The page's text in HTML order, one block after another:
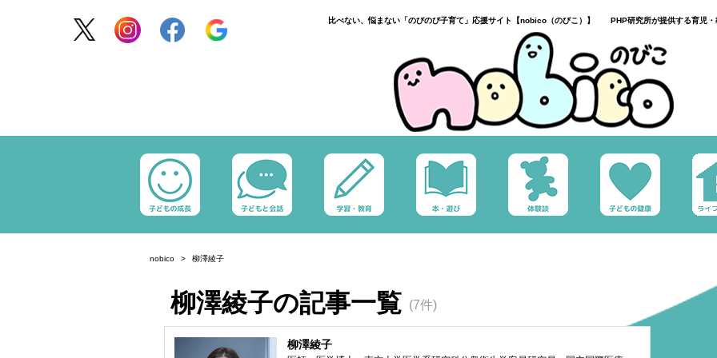
比べない、悩まない「のびのび子育て」応援サイト【nobico（のびこ）】 PHP研究所が提供する育児・
nobico 柳澤綾子
柳澤綾子の記事一覧 (7件)
柳澤綾子